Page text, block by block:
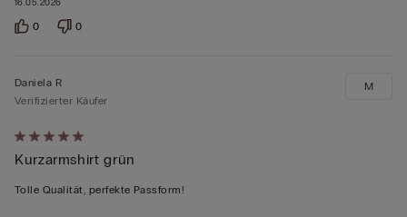
16.05.2026
0 0
Mit
5
von
Daniela R
Verifizierter Käufer
Kurzarmshirt grün
Tolle Qualität, perfekte Passform!
M